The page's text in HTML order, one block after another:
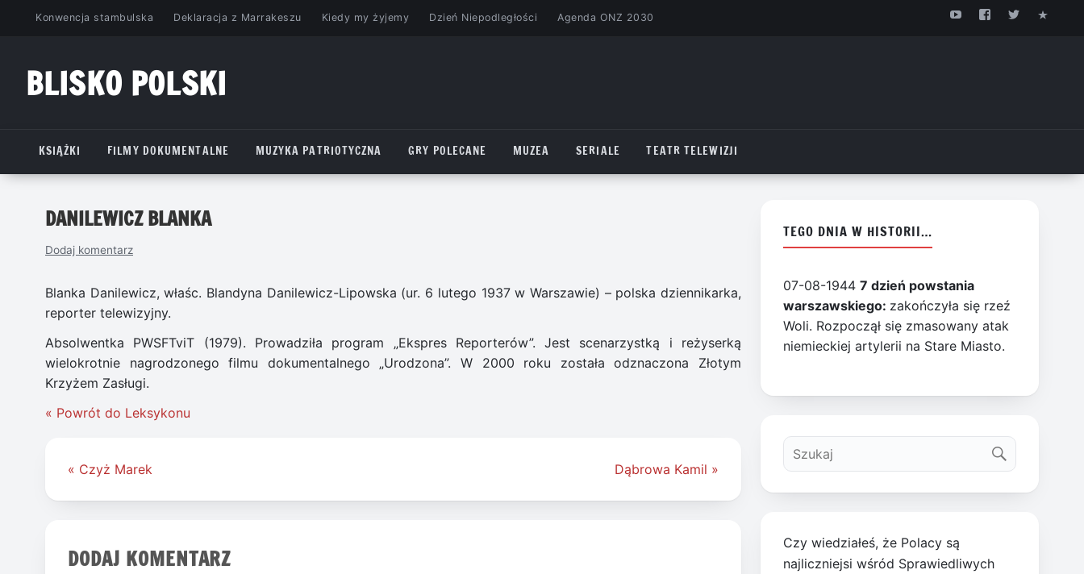
PrzejdźKonwencja stambulska Deklaracja z Marrakeszu Kiedy my żyjemy Dzień Niepodległości Agenda ONZ 2030
BLISKO POLSKI
KSIĄŻKI
FILMY DOKUMENTALNE MUZYKA PATRIOTYCZNA GRY POLECANE MUZEA SERIALE TEATR TELEWIZJI
DANILEWICZ BLANKA
Dodaj komentarz
Blanka Danilewicz, właśc. Blandyna Danilewicz-Lipowska (ur. 6 lutego 1937 w Warszawie) – polska dziennikarka,
reporter telewizyjny.
Absolwentka PWSFTviT (1979). Prowadziła program „Ekspres Reporterów”. Jest scenarzystką i reżyserką
wielokrotnie nagrodzonego filmu dokumentalnego „Urodzona”. W 2000 roku została odznaczona Złotym
Krzyżem Zasługi.
« Powrót do Leksykonu
Nawigacja
« Czyż Marek Dąbrowa Kamil »
DODAJ KOMENTARZ
TEGO DNIA W HISTORII…
07-08-19447 dzień powstania
warszawskiego: zakończyła się rzeź
Woli. Rozpoczął się zmasowany atak
niemieckiej artylerii na Stare Miasto.
Czy wiedziałeś, że Polacy są
najliczniejsi wśród Sprawiedliwych